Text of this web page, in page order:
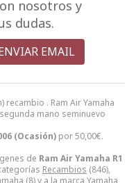
recambio . Ram Air Yamaha
mano seminuevo
(Ocasión) por50,00€.
de Ram Air Yamaha R1
Recambios (846),
(8) y a la marca Yamaha
nosotros y
dudas.
EMAIL